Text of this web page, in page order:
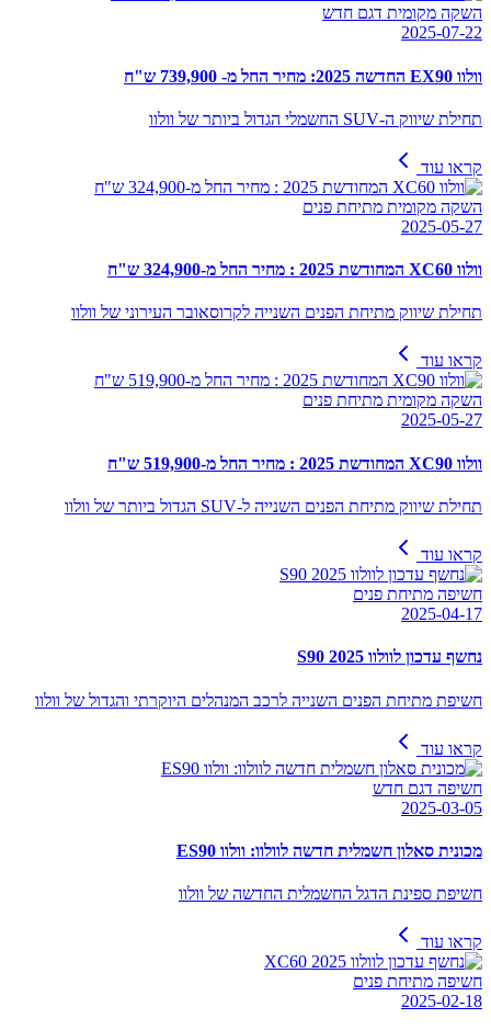
השקה מקומית דגם חדש
2025-07-22
וולוו EX90 החדשה 2025: מחיר החל מ- 739,900 ש"ח
תחילת שיווק ה-SUV החשמלי הגדול ביותר של וולוו
קראו עוד
השקה מקומית מתיחת פנים
2025-05-27
וולוו XC60 המחודשת 2025 : מחיר החל מ-324,900 ש"ח
תחילת שיווק מתיחת הפנים השנייה לקרוסאובר העירוני של וולוו
קראו עוד
השקה מקומית מתיחת פנים
2025-05-27
וולוו XC90 המחודשת 2025 : מחיר החל מ-519,900 ש"ח
תחילת שיווק מתיחת הפנים השנייה ל-SUV הגדול ביותר של וולוו
קראו עוד
חשיפה מתיחת פנים
2025-04-17
נחשף עדכון לוולוו S90 2025
חשיפת מתיחת הפנים השנייה לרכב המנהלים היוקרתי והגדול של וולוו
קראו עוד
חשיפה דגם חדש
2025-03-05
מכונית סאלון חשמלית חדשה לוולוו: וולוו ES90
חשיפת ספינת הדגל החשמלית החדשה של וולוו
קראו עוד
חשיפה מתיחת פנים
2025-02-18